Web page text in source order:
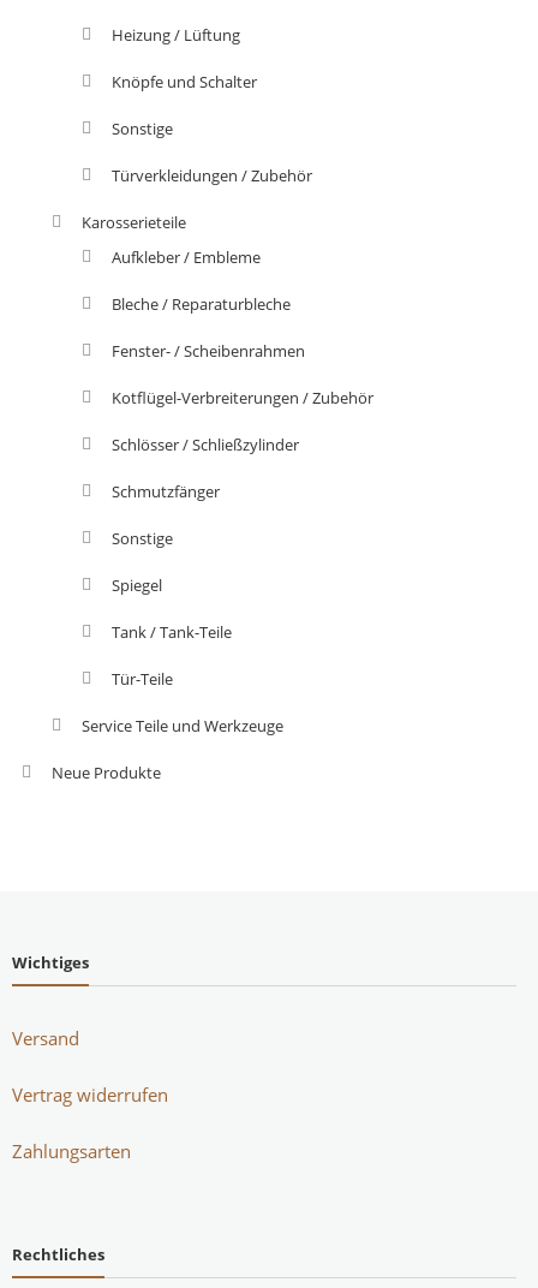
Heizung / Lüftung
Knöpfe und Schalter
Sonstige
Türverkleidungen / Zubehör
Karosserieteile
Aufkleber / Embleme
Bleche / Reparaturbleche
Fenster- / Scheibenrahmen
Kotflügel-Verbreiterungen / Zubehör
Schlösser / Schließzylinder
Schmutzfänger
Sonstige
Spiegel
Tank / Tank-Teile
Tür-Teile
Service Teile und Werkzeuge
Neue Produkte
Wichtiges
Versand
Vertrag widerrufen
Zahlungsarten
Rechtliches